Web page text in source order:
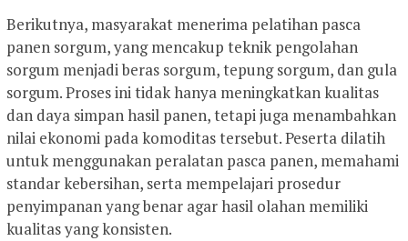
Berikutnya, masyarakat menerima pelatihan pasca
panen sorgum, yang mencakup teknik pengolahan
sorgum menjadi beras sorgum, tepung sorgum, dan gula
sorgum. Proses ini tidak hanya meningkatkan kualitas
dan daya simpan hasil panen, tetapi juga menambahkan
nilai ekonomi pada komoditas tersebut. Peserta dilatih
untuk menggunakan peralatan pasca panen, memahami
standar kebersihan, serta mempelajari prosedur
penyimpanan yang benar agar hasil olahan memiliki
kualitas yang konsisten.